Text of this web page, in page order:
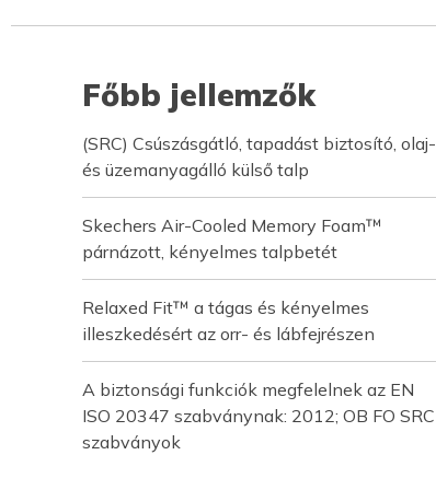
Főbb jellemzők
(SRC) Csúszásgátló, tapadást biztosító, olaj-
és üzemanyagálló külső talp
Skechers Air-Cooled Memory Foam™
párnázott, kényelmes talpbetét
Relaxed Fit™ a tágas és kényelmes
illeszkedésért az orr- és lábfejrészen
A biztonsági funkciók megfelelnek az EN
ISO 20347 szabványnak: 2012; OB FO SRC
szabványok